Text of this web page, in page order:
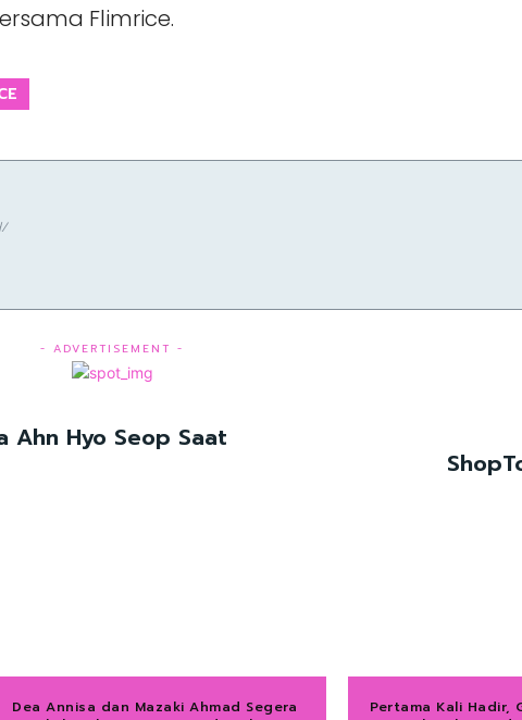
Flimrice.
- ADVERTISEMENT -
Ahn Hyo Seop Saat
Dea Annisa dan Mazaki Ahmad Segera
Pertama Kali Hadir,